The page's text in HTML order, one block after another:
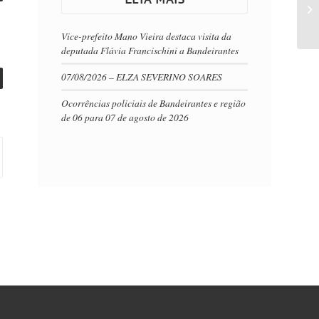
Vice-prefeito Mano Vieira destaca visita da
deputada Flávia Francischini a Bandeirantes
07/08/2026 – ELZA SEVERINO SOARES
Ocorrências policiais de Bandeirantes e região
de 06 para 07 de agosto de 2026